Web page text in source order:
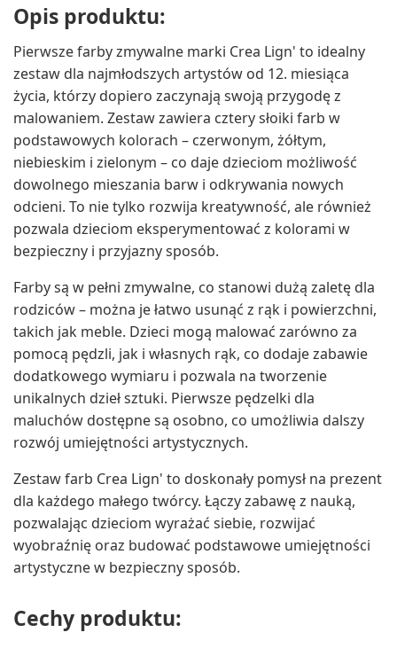
Opis produktu:
Pierwsze farby zmywalne marki Crea Lign' to idealny
zestaw dla najmłodszych artystów od 12. miesiąca
życia, którzy dopiero zaczynają swoją przygodę z
malowaniem. Zestaw zawiera cztery słoiki farb w
podstawowych kolorach – czerwonym, żółtym,
niebieskim i zielonym – co daje dzieciom możliwość
dowolnego mieszania barw i odkrywania nowych
odcieni. To nie tylko rozwija kreatywność, ale również
pozwala dzieciom eksperymentować z kolorami w
bezpieczny i przyjazny sposób.
Farby są w pełni zmywalne, co stanowi dużą zaletę dla
rodziców – można je łatwo usunąć z rąk i powierzchni,
takich jak meble. Dzieci mogą malować zarówno za
pomocą pędzli, jak i własnych rąk, co dodaje zabawie
dodatkowego wymiaru i pozwala na tworzenie
unikalnych dzieł sztuki. Pierwsze pędzelki dla
maluchów dostępne są osobno, co umożliwia dalszy
rozwój umiejętności artystycznych.
Zestaw farb Crea Lign' to doskonały pomysł na prezent
dla każdego małego twórcy. Łączy zabawę z nauką,
pozwalając dzieciom wyrażać siebie, rozwijać
wyobraźnię oraz budować podstawowe umiejętności
artystyczne w bezpieczny sposób.
Cechy produktu: